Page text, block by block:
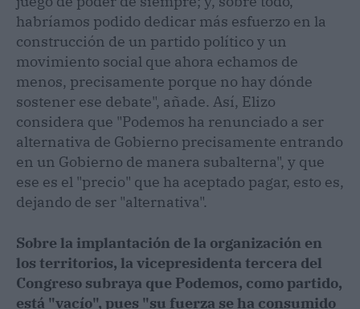
habríamos podido dedicar más esfuerzo en la
construcción de un partido político y un
movimiento social que ahora echamos de
menos, precisamente porque no hay dónde
sostener ese debate", añade. Así, Elizo
considera que "Podemos ha renunciado a ser
alternativa de Gobierno precisamente entrando
en un Gobierno de manera subalterna", y que
ese es el "precio" que ha aceptado pagar, esto es,
dejando de ser "alternativa".
Sobre la implantación de la organización en
los territorios, la vicepresidenta tercera del
Congreso subraya que Podemos, como partido,
está "vacío", pues "su fuerza se ha consumido